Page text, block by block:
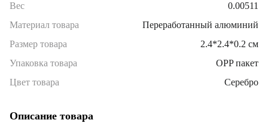
Вес
0.00511
Материал товара
Переработанный алюминий
Размер товара
2.4*2.4*0.2 см
Упаковка товара
OPP пакет
Цвет товара
Серебро
Описание товара